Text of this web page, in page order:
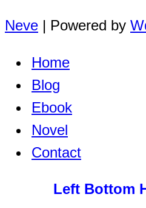
Neve | Powered by
Home
Blog
Ebook
Novel
Contact
Left Bottom